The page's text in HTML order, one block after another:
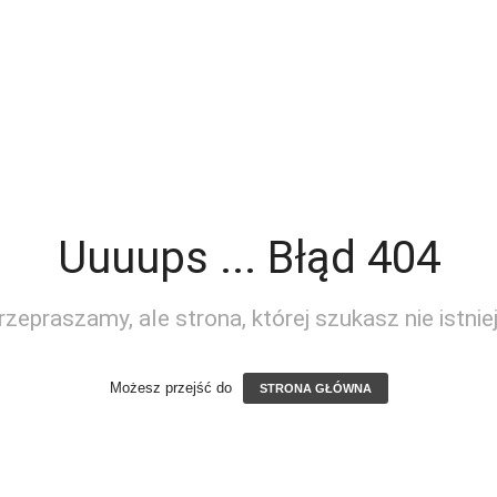
Uuuups ... Błąd 404
ale strona, której szukasz nie
Możesz przejść do STRONA GŁÓWNA